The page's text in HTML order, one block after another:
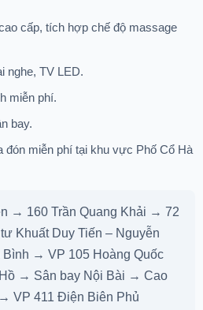
nghe, TV LED.
miễn phí.
bay.
miễn phí tại khu vực Phố Cổ Hà
→ 160 Trần Quang Khải → 72
Khuất Duy Tiến – Nguyễn
→ VP 105 Hoàng Quốc
→ Sân bay Nội Bài → Cao